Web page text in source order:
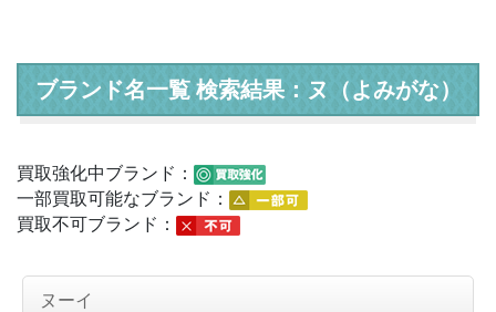
ブランド名一覧 検索結果：ヌ（よみがな）
買取強化中ブランド：
一部買取可能なブランド：
買取不可ブランド：
ヌーイ